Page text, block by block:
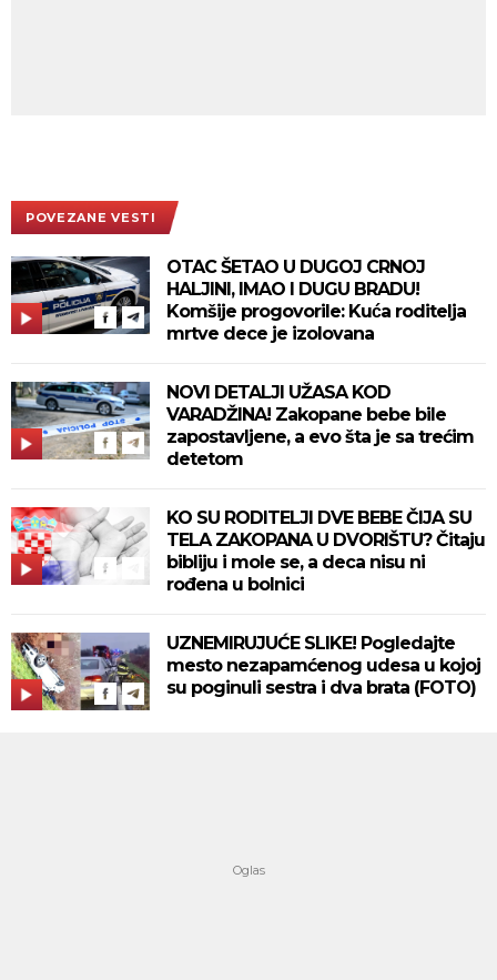
POVEZANE VESTI
OTAC ŠETAO U DUGOJ CRNOJ
HALJINI, IMAO I DUGU BRADU!
Komšije progovorile: Kuća roditelja
mrtve dece je izolovana
NOVI DETALJI UŽASA KOD
VARADŽINA! Zakopane bebe bile
zapostavljene, a evo šta je sa trećim
detetom
KO SU RODITELJI DVE BEBE ČIJA SU
TELA ZAKOPANA U DVORIŠTU? Čitaju
bibliju i mole se, a deca nisu ni
rođena u bolnici
UZNEMIRUJUĆE SLIKE! Pogledajte
mesto nezapamćenog udesa u kojoj
su poginuli sestra i dva brata (FOTO)